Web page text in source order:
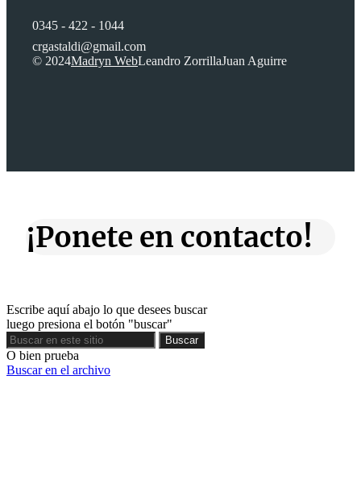
0345 - 422 - 1044
crgastaldi@gmail.com
© 2024Madryn WebLeandro ZorrillaJuan Aguirre
¡Ponete en contacto!
Escribe aquí abajo lo que desees buscar
luego presiona el botón "buscar"
Buscar
Buscar
O bien prueba
Buscar en el archivo